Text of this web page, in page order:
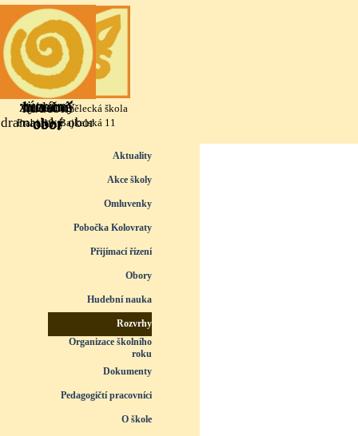
Přejít na obsah
výtvarný
taneční
literárně
hudební
Základní umělecká škola
Praha 10, Bajkalská 11
obor
obor
dramatický obor
obor
Přeskočit menu
Aktuality
Akce školy
Omluvenky
Pobočka Kolovraty
Přijímací řízení
Obory
Hudební nauka
Rozvrhy
Organizace školního
roku
Dokumenty
Pedagogičtí pracovníci
O škole